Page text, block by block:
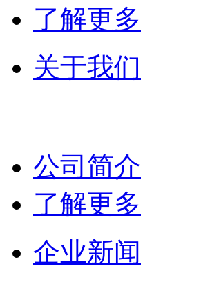
了解更多
关于我们
公司简介
了解更多
企业新闻